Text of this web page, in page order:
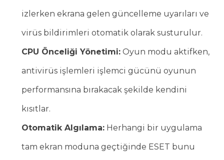
izlerken ekrana gelen güncelleme uyarıları ve
virüs bildirimleri otomatik olarak susturulur.
CPU Önceliği Yönetimi: Oyun modu aktifken,
antivirüs işlemleri işlemci gücünü oyunun
performansına bırakacak şekilde kendini
kısıtlar.
Otomatik Algılama: Herhangi bir uygulama
tam ekran moduna geçtiğinde ESET bunu